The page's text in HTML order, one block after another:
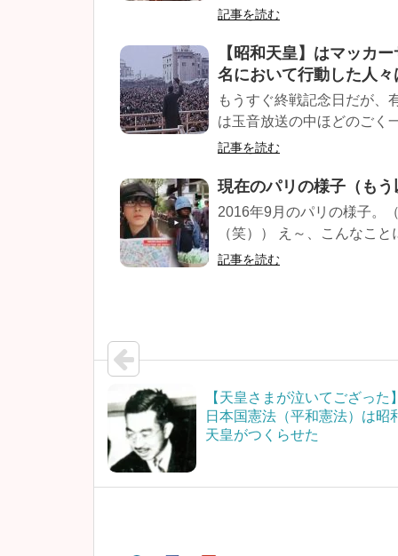
記事を読む
【昭和天皇】はマッカ
名において行動した人
もうすぐ終戦記念日だが、
は玉音放送の中ほどのごく
記事を読む
現在のパリの様子（も
2016年9月のパリの様子。
（笑）） え～、こんなこ
記事を読む
【天皇さまが泣いてござった
日本国憲法（平和憲法）は昭
天皇がつくらせた